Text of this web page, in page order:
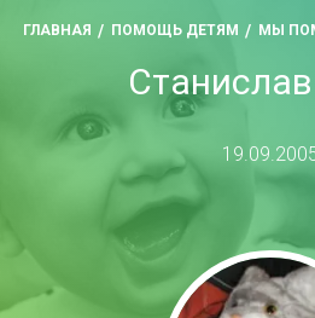
ГЛАВНАЯ ПОМОЩЬ ДЕТЯМ МЫ